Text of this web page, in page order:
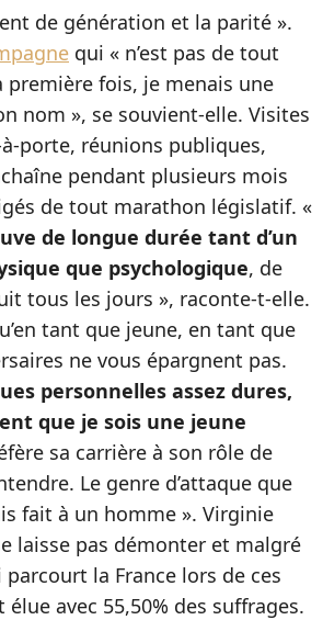
de génération et la parité ».
qui « n’est pas de tout
première fois, je menais une
nom », se souvient-elle. Visites
porte, réunions publiques,
pendant plusieurs mois
de tout marathon législatif. «
de longue durée tant d’un
que psychologique, de
tous les jours », raconte-t-elle.
tant que jeune, en tant que
ne vous épargnent pas.
personnelles assez dures,
que je sois une jeune
sa carrière à son rôle de
Le genre d’attaque que
fait à un homme ». Virginie
laisse pas démonter et malgré
la France lors de ces
élue avec 55,50% des suffrages.